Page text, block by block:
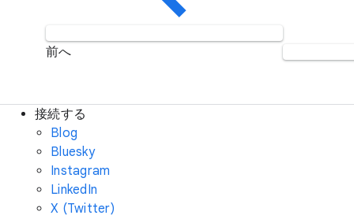
前へ
接続する
Blog
Bluesky
Instagram
LinkedIn
X (Twitter)